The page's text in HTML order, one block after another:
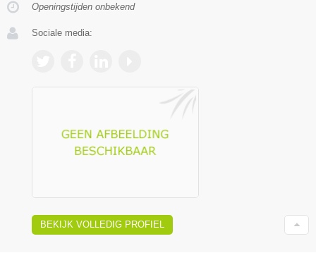
Openingstijden onbekend
Sociale media:
BEKIJK VOLLEDIG PROFIEL